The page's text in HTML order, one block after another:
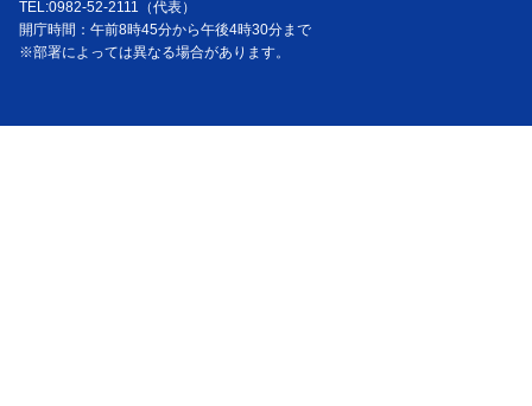
TEL:0982-52-2111（代表）
開庁時間：午前8時45分から午後4時30分まで
※部署によっては異なる場合があります。